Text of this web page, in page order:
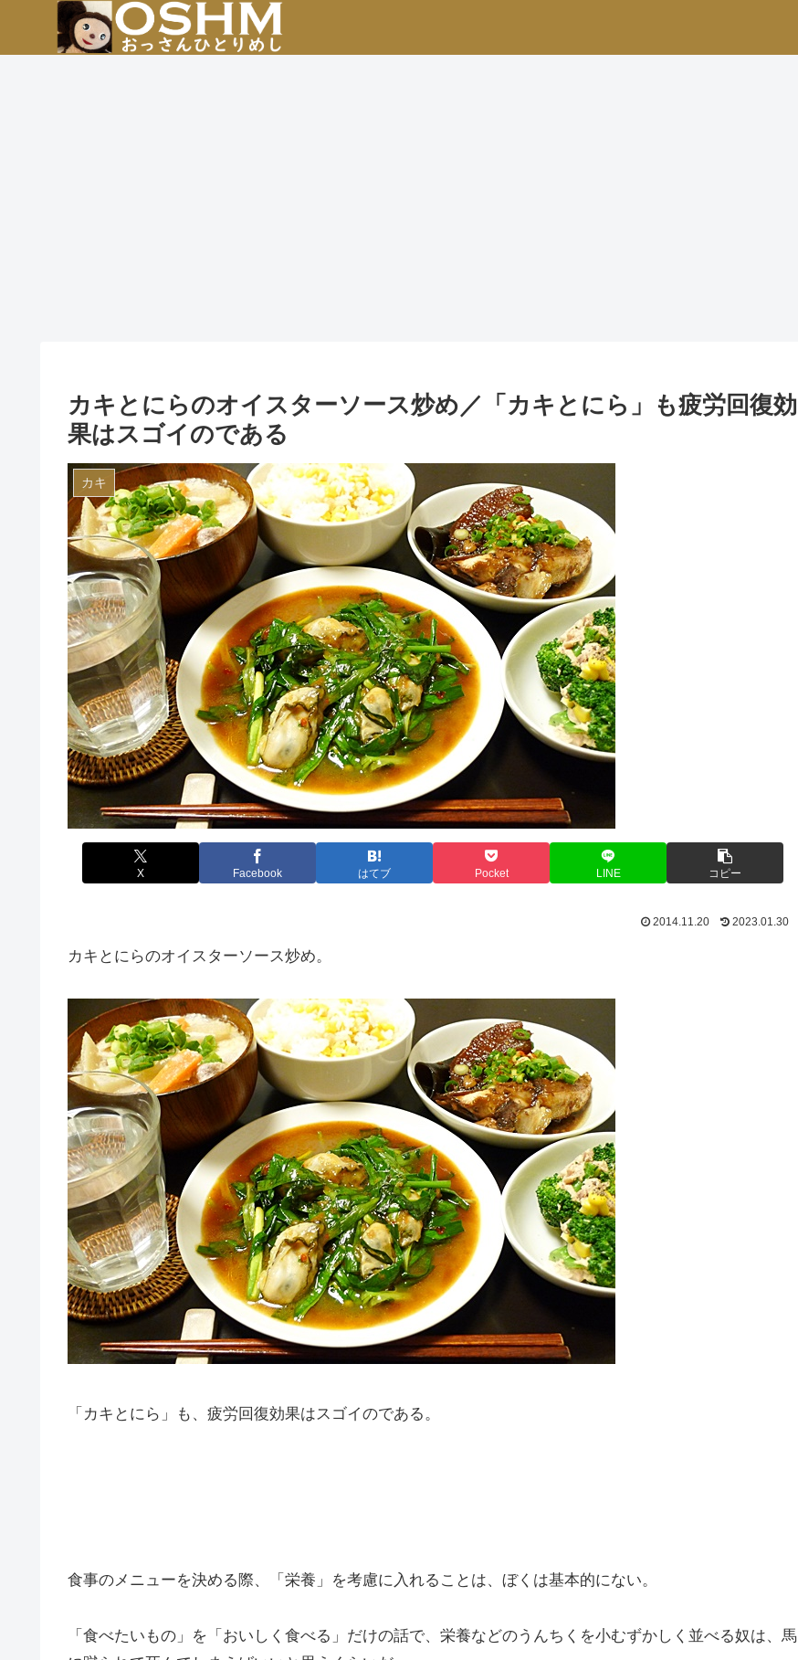
カキとにらのオイスターソース炒め／「カキとにら」も疲労回復効
果はスゴイのである
カキ
X Facebook はてブ Pocket LINE コピー
2014.11.20 2023.01.30
カキとにらのオイスターソース炒め。
「カキとにら」も、疲労回復効果はスゴイのである。
食事のメニューを決める際、「栄養」を考慮に入れることは、ぼくは基本的にない。
「食べたいもの」を「おいしく食べる」だけの話で、栄養などのうんちくを小むずかしく並べる奴は、馬